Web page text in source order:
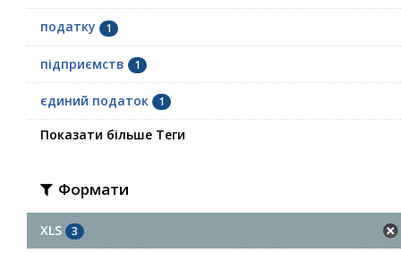
податку 1
підприємств 1
єдиний податок 1
Показати більше Теги
Формати
XLS 3